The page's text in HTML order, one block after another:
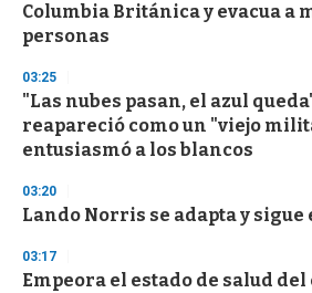
Columbia Británica y evacua a
personas
03:25
"Las nubes pasan, el azul
reapareció como un "viejo
entusiasmó a los blancos
03:20
Lando Norris se adapta y sigue
03:17
Empeora el estado de salud